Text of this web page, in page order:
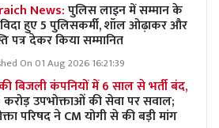
News:पुलिस लाइन में सम्मान के
हुए 5 पुलिसकर्मी, शॉल ओढ़ाकर और
पत्र देकर किया सम्मानित
On 01 Aug 2026 16:21:39
बिजली कंपनियों में 6 साल से भर्ती बंद,
उपभोक्ताओं की सेवा पर सवाल;
परिषद ने CM योगी से की बड़ी मांग